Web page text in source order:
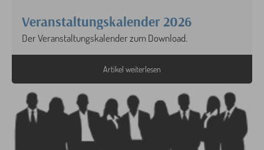
Veranstaltungskalender 2026
Der Veranstaltungskalender zum Download.
Artikel weiterlesen